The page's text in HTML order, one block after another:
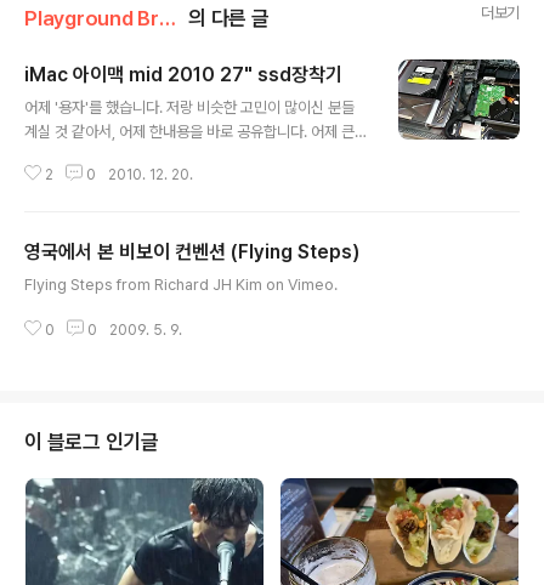
Playground Brewery Stories & Food Review 의 다른 글 더보기
iMac 아이맥 mid 2010 27" ssd장착기
어제 '용자'를 했습니다. 저랑 비슷한 고민이 많이신 분들
계실 것 같아서, 어제 한내용을 바로 공유합니다. 어제 큰마
니다. 결론부터 말씀드리면, 정말 비싼컴을 망가트리지나
근데 이것은 결국 애플에서 256짜리 다는데 100만원돈이
추가되는데 저는 128GB짜리에 applecomponents에
데, 저같은 일반인이 60만원아끼기위해 모든것을 해체하
2 0 2010. 12. 20.
영국에서 본 비보이 컨벤션 (Flying Steps)
Flying Steps from Richard JH Kim on Vimeo.
0 0 2009. 5. 9.
이 블로그 인기글